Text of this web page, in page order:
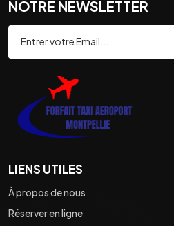
NOTRE NEWSLETTER
LIENS UTILES
À propos de nous
Réserver en ligne